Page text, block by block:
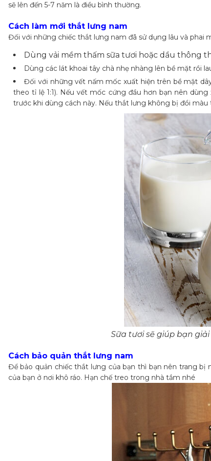
sẽ lên đến 5-7 năm là điều bình thường.
Cách làm mới thắt lưng nam
Đối với những chiếc thắt lưng nam đã sử dụng lâu và phai
Dùng vải mềm thấm sữa tươi hoặc dầu thông
Dùng các lát khoai tây chà nhẹ nhàng lên bề mặt rồi
Đối với những vết nấm mốc xuất hiện trên bề mặt
theo tỉ lệ 1:1). Nếu vết mốc cứng đầu hơn bạn nên
trước khi dùng cách này. Nếu thắt lưng không bị đổi
Sữa tươi sẽ giúp bạn
Cách bảo quản thắt lưng nam
Để bảo quản chiếc thắt lưng của bạn thì bạn nên trang
của bạn ở nơi khô ráo. Hạn chế treo trong nhà tắm nhé